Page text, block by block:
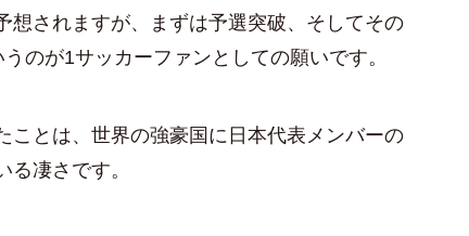
想されますが、まずは予選突破、そしてその
のが1サッカーファンとしての願いです。
とは、世界の強豪国に日本代表メンバーの
凄さです。